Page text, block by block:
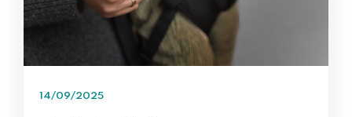
14/09/2025